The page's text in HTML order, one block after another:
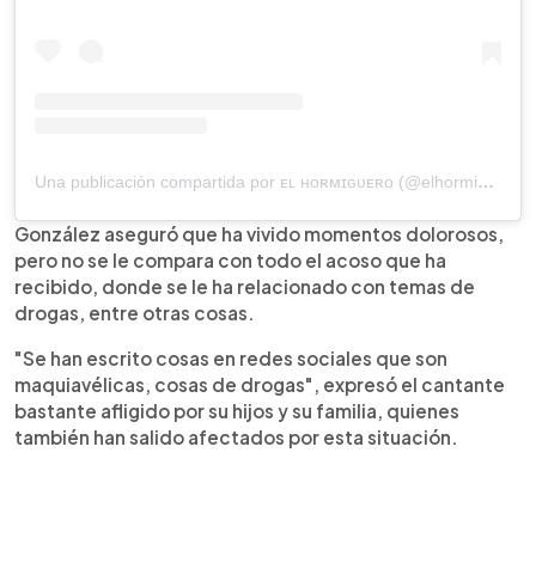
Una publicación compartida por ᴇʟ ʜᴏʀᴍɪɢᴜᴇʀᴏ (@elhormiguero)
González aseguró que ha vivido momentos dolorosos,
pero no se le compara con todo el acoso que ha
recibido, donde se le ha relacionado con temas de
drogas, entre otras cosas.
"Se han escrito cosas en redes sociales que son
maquiavélicas, cosas de drogas", expresó el cantante
bastante afligido por su hijos y su familia, quienes
también han salido afectados por esta situación.